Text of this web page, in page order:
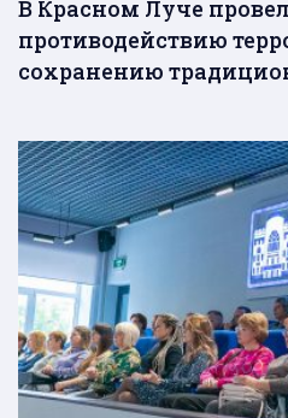
В Красном Луче
противодействию
сохранению